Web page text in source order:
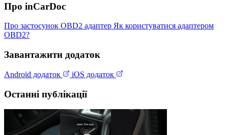
Про inCarDoc
Про застосунок OBD2 адаптер Як користуватися адаптером
OBD2?
Завантажити додаток
Android додаток iOS додаток
Останні публікації